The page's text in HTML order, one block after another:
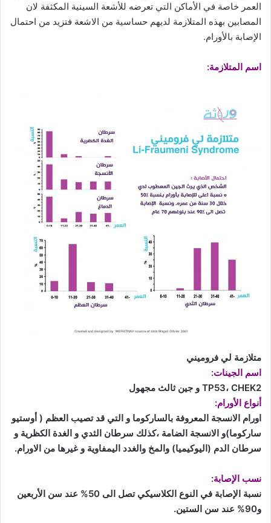
العمر خاصة في الأماكن التي تعرضه للأشعة السينية المكثفة لان
المصابين بهذه المتلازمة لديهم حساسية من الاشعة فتزيد من احتمال
الإصابة بالأورام.
اسم المتلازمة:
متلازمة لي فروميني
اسم الجينات:
TP53، CHEK2 و جين ثالث مجهول
أنواع الأورام:
اورام الانسجة المعروفة بالساركوما و التي قد تصيب العظم ( أوستيو
ساركوما)و الانسجة الضامة ،كذلك سرطان الثدي و الغدة الكظرية و
سرطان الدم (اليوكيميا) والمخ والغدد اليمفاوية و غيرها من الاورام.
نسب الإصابة:
نسبة الإصابة في النوع الكلاسيكي تصل الى 50% عند سن الأربعين
و90% عند سن الستين.